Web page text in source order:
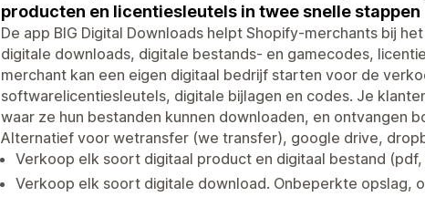
producten en licentiesleutels in twee snelle stappen
De app BIG Digital Downloads helpt Shopify-merchants bij
digitale downloads, digitale bestands- en gamecodes,
merchant kan een eigen digitaal bedrijf starten voor de
softwarelicentiesleutels, digitale bijlagen en codes. Je
waar ze hun bestanden kunnen downloaden, en ontvangen
Alternatief voor wetransfer (we transfer), google drive,
Verkoop elk soort digitaal product en digitaal bestand
Verkoop elk soort digitale download. Onbeperkte opslag,